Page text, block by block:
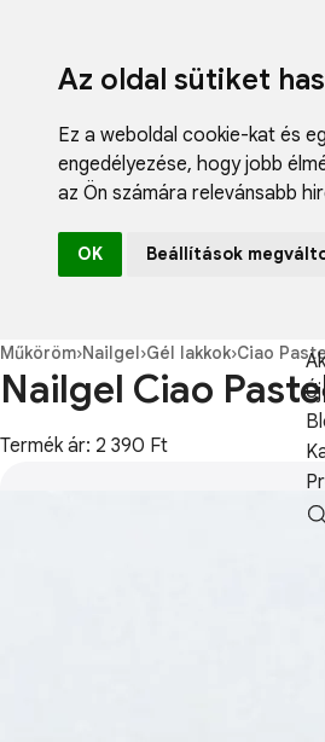
Az oldal sütiket
Ez a weboldal cookie-kat és
engedélyezése, hogy jobb
az Ön számára relevánsabb
OK Beállítások
Műköröm›Nailgel›Gél lakkok›Ciao
Nailgel Ciao
Termék ár: 2 390 Ft